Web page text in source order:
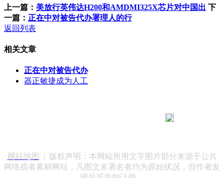
上一篇： 美放行英伟达H200和AMDMI325X芯片对中国出 下
一篇： 正在中对被告代办署理人的行
返回列表
相关文章
正在中对被告代办
器正敏捷成为人工
网站地图
| 版权声明：本网站所用文字图片部分来源于公共
网络或者素材网站，凡图文未署名者均为原始状况，但作者发